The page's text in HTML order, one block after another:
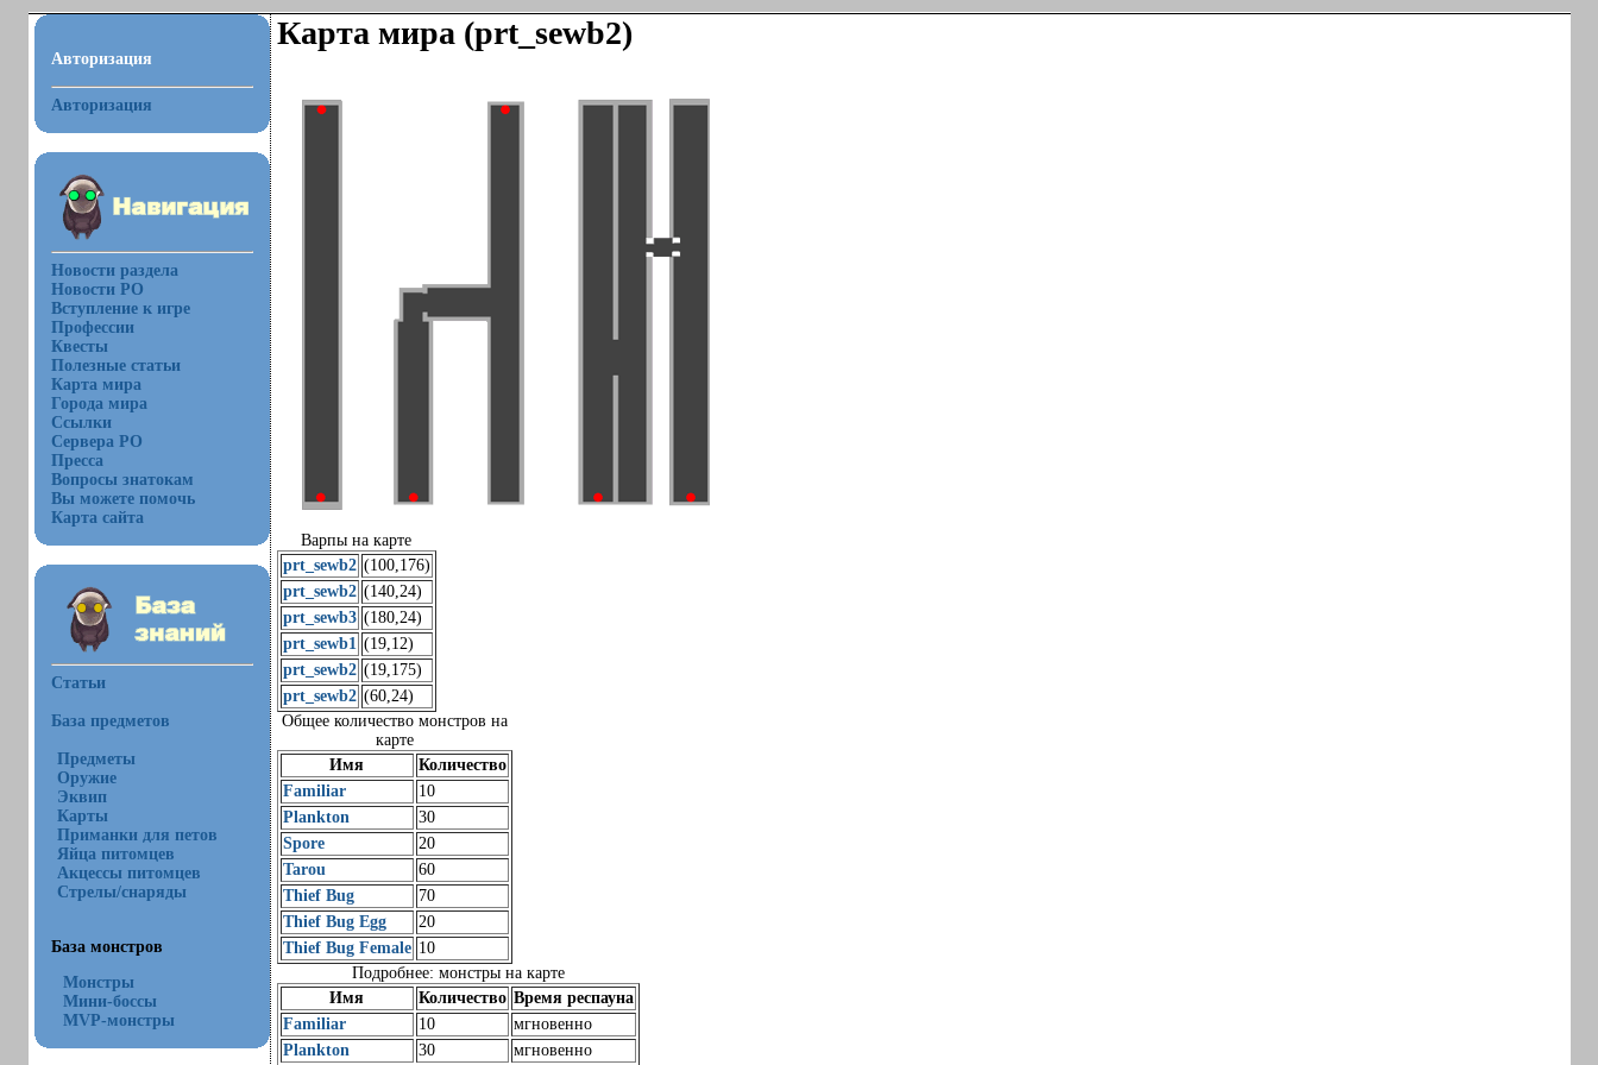
Авторизация
Авторизация
Новости раздела
Новости РО
Вступление к игре
Профессии
Квесты
Полезные статьи
Карта мира
Города мира
Ссылки
Сервера РО
Пресса
Вопросы знатокам
Вы можете помочь
Карта сайта
Статьи
База предметов
Предметы
Оружие
Эквип
Карты
Приманки для петов
Яйца питомцев
Акцессы питомцев
Стрелы/снаряды
База монстров
Монстры
Мини-боссы
MVP-монстры
Карта мира (prt_sewb2)
Варпы на карте
prt_sewb2 (100,176)
prt_sewb2 (140,24)
prt_sewb3 (180,24)
prt_sewb1 (19,12)
prt_sewb2 (19,175)
prt_sewb2 (60,24)
Общее количество монстров на
карте
Имя
Количество
Familiar
10
Plankton
30
Spore
20
Tarou
60
Thief Bug
70
Thief Bug Egg
20
Thief Bug Female 10
Подробнее: монстры на карте
Имя
Количество Время респауна
Familiar
10
мгновенно
Plankton
30 мгновенно